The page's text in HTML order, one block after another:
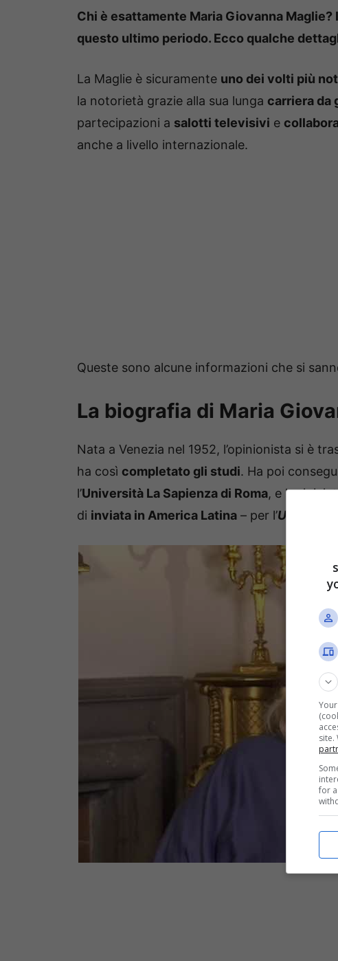
Chi è esattamente Maria Giovanna
questo ultimo periodo. Ecco qualche
La Maglie è sicuramente uno dei volti più
la notorietà grazie alla sua lunga carriera da
partecipazioni a salotti televisivi e
anche a livello internazionale.
Queste sono alcune informazioni che si
La biografia di Maria
Nata a Venezia nel 1952, l’opinionista si è
ha così completato gli studi. Ha poi
l’Università La Sapienza di Roma, e ha
di inviata in America Latina – per l’Unità
site.
for